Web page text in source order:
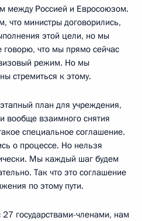
между Россией и Евросоюзом.
что министры договорились,
этой цели, но мы
говорю, что мы прямо сейчас
режим. Но мы
стремиться к этому.
план для учреждения,
вообще взаимного снятия
специальное соглашение.
о процессе. Но нельзя
Мы каждый шаг будем
Так что это соглашение
по этому пути.
государствами-членами, нам